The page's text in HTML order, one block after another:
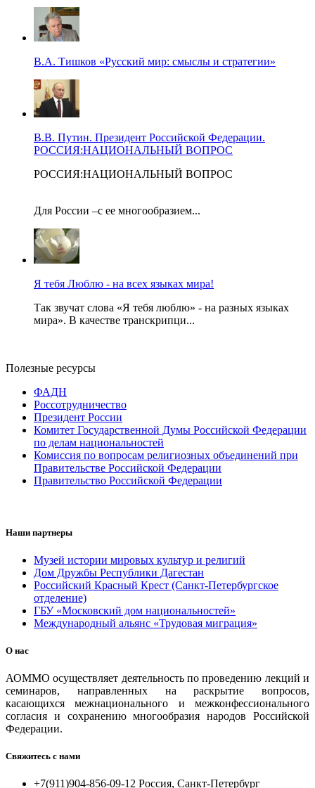
В.А. Тишков «Русский мир: смыслы и стратегии»
В.В. Путин. Президент Российской Федерации.
РОССИЯ:НАЦИОНАЛЬНЫЙ ВОПРОС
РОССИЯ:НАЦИОНАЛЬНЫЙ ВОПРОС
Для России –с ее многообразием...
Я тебя Люблю - на всех языках мира!
Так звучат слова «Я тебя люблю» - на разных языках
мира». В качестве транскрипци...
Полезные ресурсы
ФАДН
Россотрудничество
Президент России
Комитет Государственной Думы Российской Федерации
по делам национальностей
Комиссия по вопросам религиозных объединений при
Правительстве Российской Федерации
Правительство Российской Федерации
Наши партнеры
Музей истории мировых культур и религий
Дом Дружбы Республики Дагестан
Российский Красный Крест (Санкт-Петербургское
отделение)
ГБУ «Московский дом национальностей»
Международный альянс «Трудовая миграция»
О нас
АОММО осуществляет деятельность по проведению лекций и
семинаров, направленных на раскрытие вопросов,
касающихся межнационального и межконфессионального
согласия и сохранению многообразия народов Российской
Федерации.
Свяжитесь с нами
+7(911)904-856-09-12 Россия, Санкт-Петербург